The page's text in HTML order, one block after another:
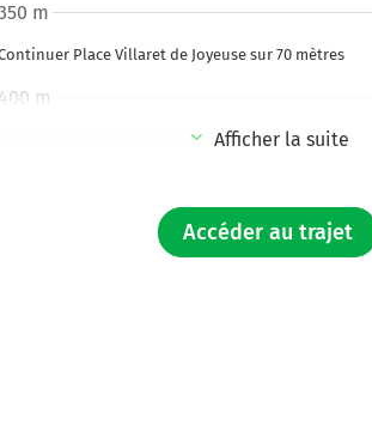
Place Villaret de Joyeuse sur 70 mètres
m
Rue de Lorraine sur 240 mètres
m
N21 sur 300 mètres
Afficher la suite
Accéder au trajet